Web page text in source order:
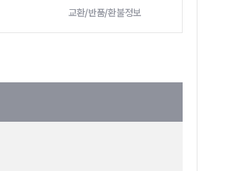
교환/반품/환불정보